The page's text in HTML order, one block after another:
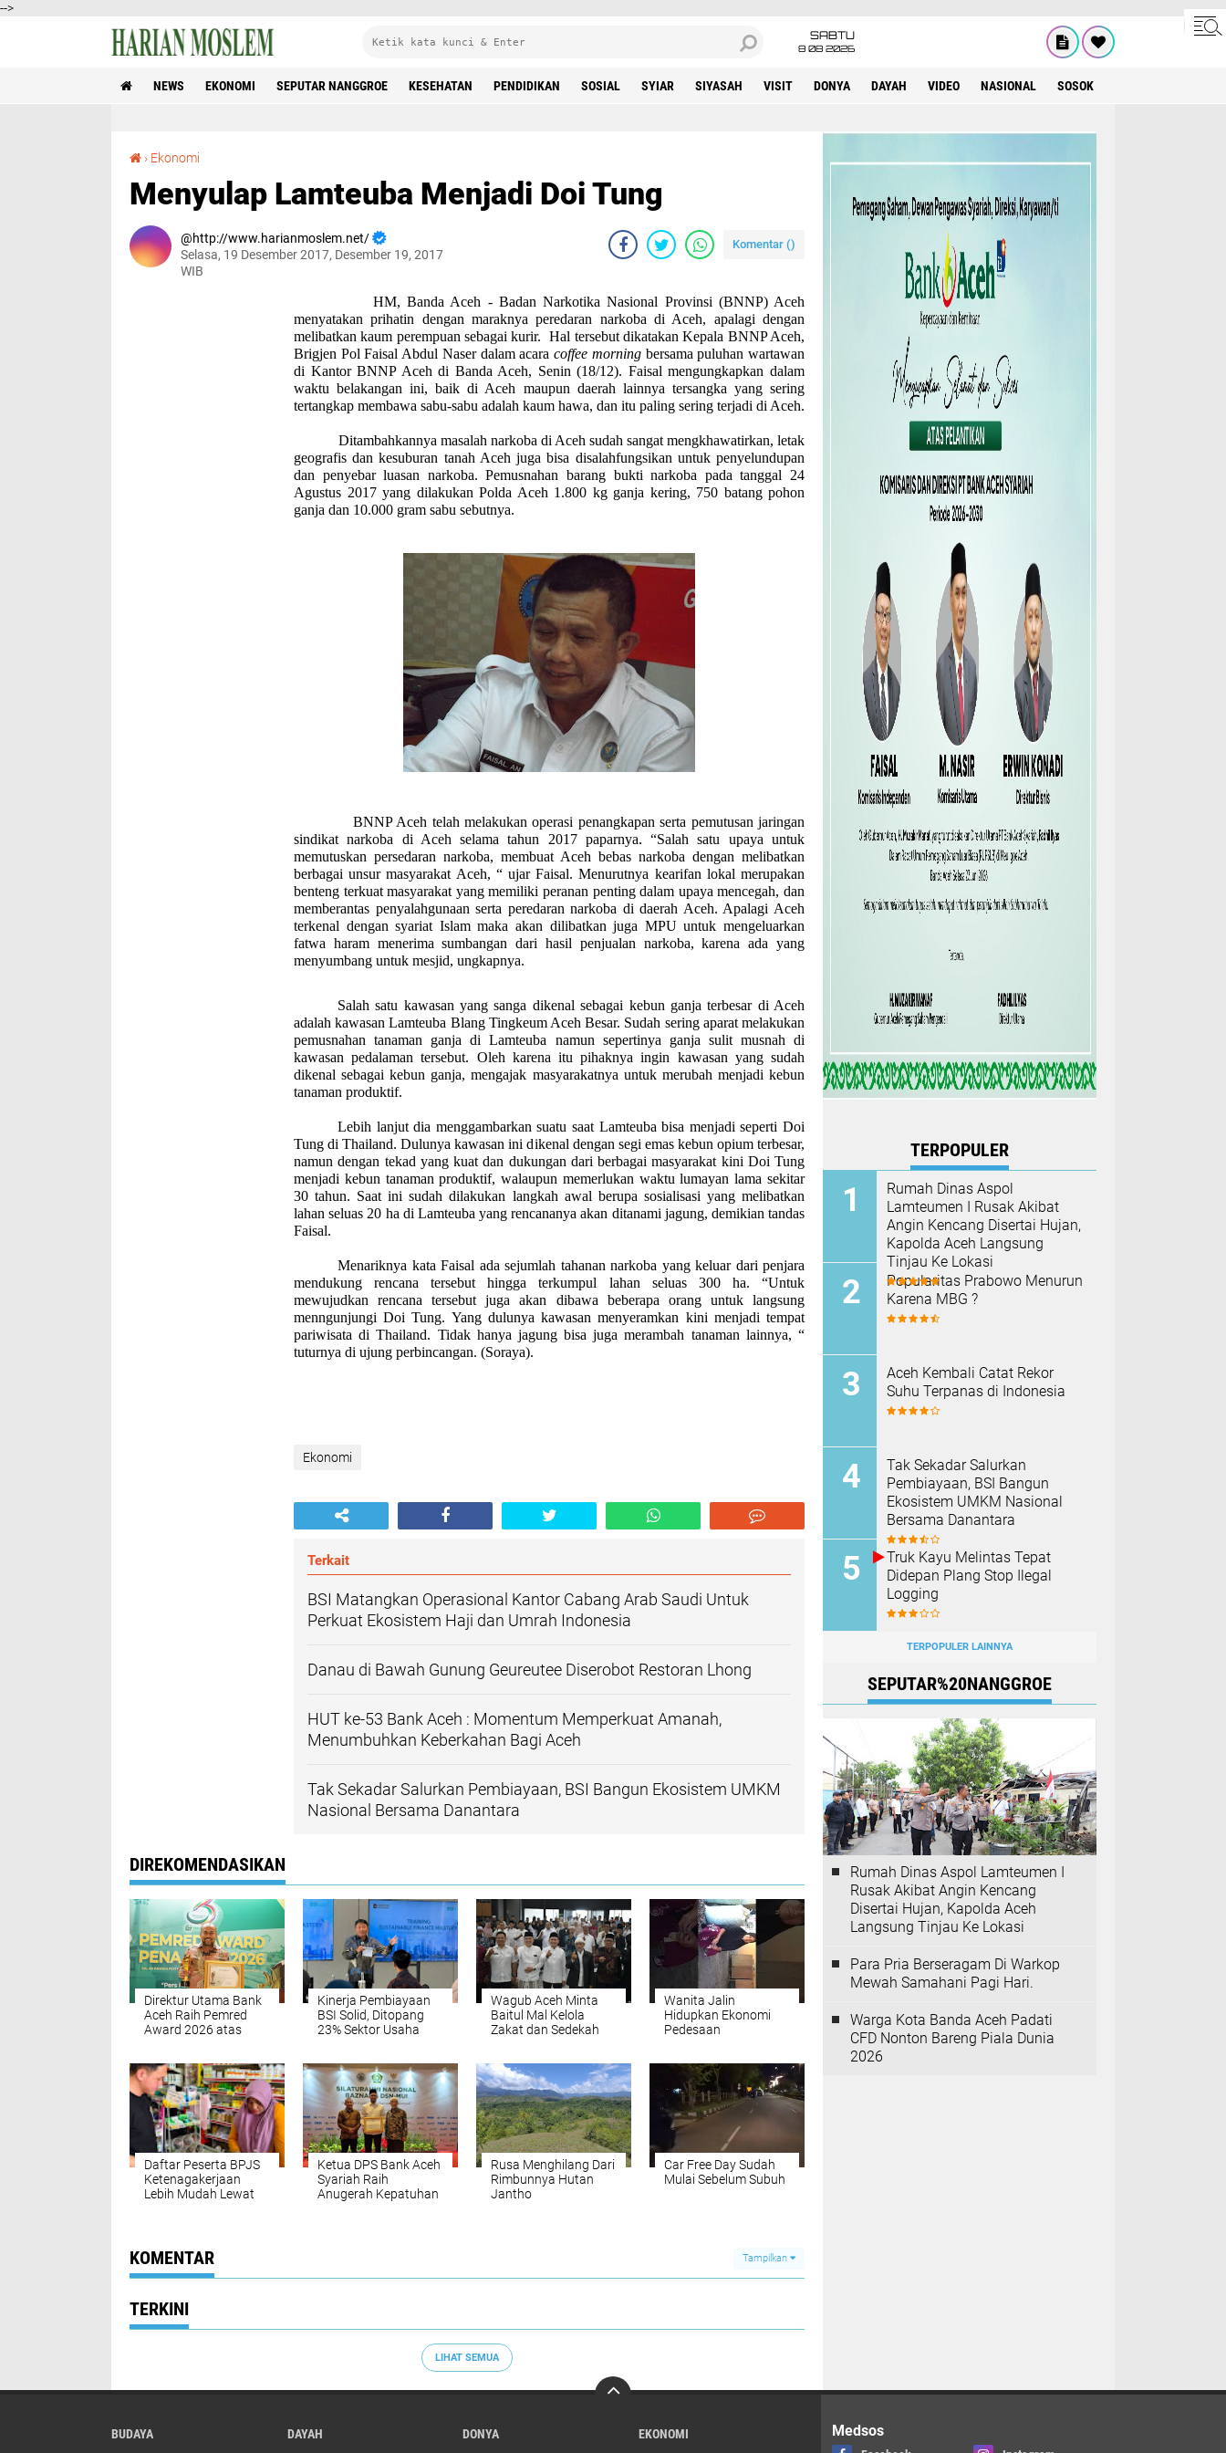
-->
SABTU
8 08 2026
NEWS EKONOMI SEPUTAR NANGGROE KESEHATAN PENDIDIKAN SOSIAL SYIAR SIYASAH VISIT DONYA DAYAH VIDEO NASIONAL SOSOK
› Ekonomi
Menyulap Lamteuba Menjadi Doi Tung
http://www.harianmoslem.net/
Selasa, 19 Desember 2017, Desember 19, 2017
WIB
Komentar ()
HM, Banda Aceh - Badan Narkotika Nasional Provinsi (BNNP) Aceh
menyatakan prihatin dengan maraknya peredaran narkoba di Aceh, apalagi dengan
melibatkan kaum perempuan sebagai kurir. Hal tersebut dikatakan Kepala BNNP Aceh,
Brigjen Pol Faisal Abdul Naser dalam acaracoffee morningbersama puluhan wartawan
di Kantor BNNP Aceh di Banda Aceh, Senin (18/12). Faisal mengungkapkan dalam
waktu belakangan ini, baik di Aceh maupun daerah lainnya tersangka yang sering
tertangkap membawa sabu-sabu adalah kaum hawa, dan itu paling sering terjadi di Aceh.
Ditambahkannya masalah narkoba di Aceh sudah sangat mengkhawatirkan, letak
geografis dan kesuburan tanah Aceh juga bisa disalahfungsikan untuk penyelundupan
dan penyebar luasan narkoba. Pemusnahan barang bukti narkoba pada tanggal 24
Agustus 2017 yang dilakukan Polda Aceh 1.800 kg ganja kering, 750 batang pohon
ganja dan 10.000 gram sabu sebutnya.
BNNP Aceh telah melakukan operasi penangkapan serta pemutusan jaringan
sindikat narkoba di Aceh selama tahun 2017 paparnya. “Salah satu upaya untuk
memutuskan persedaran narkoba, membuat Aceh bebas narkoba dengan melibatkan
berbagai unsur masyarakat Aceh, “ ujar Faisal. Menurutnya kearifan lokal merupakan
benteng terkuat masyarakat yang memiliki peranan penting dalam upaya mencegah, dan
memberantas penyalahgunaan serta peredaran narkoba di daerah Aceh. Apalagi Aceh
terkenal dengan syariat Islam maka akan dilibatkan juga MPU untuk mengeluarkan
fatwa haram menerima sumbangan dari hasil penjualan narkoba, karena ada yang
menyumbang untuk mesjid, ungkapnya.
Salah satu kawasan yang sanga dikenal sebagai kebun ganja terbesar di Aceh
adalah kawasan Lamteuba Blang Tingkeum Aceh Besar. Sudah sering aparat melakukan
pemusnahan tanaman ganja di Lamteuba namun sepertinya ganja sulit musnah di
kawasan pedalaman tersebut. Oleh karena itu pihaknya ingin kawasan yang sudah
dikenal sebagai kebun ganja, mengajak masyarakatnya untuk merubah menjadi kebun
tanaman produktif.
Lebih lanjut dia menggambarkan suatu saat Lamteuba bisa menjadi seperti Doi
Tung di Thailand. Dulunya kawasan ini dikenal dengan segi emas kebun opium terbesar,
namun dengan tekad yang kuat dan dukungan dari berbagai masyarakat kini Doi Tung
menjadi kebun tanaman produktif, walaupun memerlukan waktu lumayan lama sekitar
30 tahun. Saat ini sudah dilakukan langkah awal berupa sosialisasi yang melibatkan
lahan seluas 20 ha di Lamteuba yang rencananya akan ditanami jagung, demikian tandas
Faisal.
Menariknya kata Faisal ada sejumlah tahanan narkoba yang keluar dari penjara
mendukung rencana tersebut hingga terkumpul lahan seluas 300 ha. “Untuk
mewujudkan rencana tersebut juga akan dibawa beberapa orang untuk langsung
menngunjungi Doi Tung. Yang dulunya kawasan menyeramkan kini menjadi tempat
pariwisata di Thailand. Tidak hanya jagung bisa juga merambah tanaman lainnya, “
tuturnya di ujung perbincangan. (Soraya).
Ekonomi
Terkait
BSI Matangkan Operasional Kantor Cabang Arab Saudi Untuk
Perkuat Ekosistem Haji dan Umrah Indonesia
Danau di Bawah Gunung Geureutee Diserobot Restoran Lhong
HUT ke-53 Bank Aceh : Momentum Memperkuat Amanah,
Menumbuhkan Keberkahan Bagi Aceh
Tak Sekadar Salurkan Pembiayaan, BSI Bangun Ekosistem UMKM
Nasional Bersama Danantara
DIREKOMENDASIKAN
Direktur Utama Bank
Aceh Raih Pemred
Award 2026 atas
Informasi
Kinerja Pembiayaan
BSI Solid, Ditopang
23% Sektor Usaha
Wagub Aceh Minta
Baitul Mal Kelola
Zakat dan Sedekah
Masyarakat
Wanita Jalin
Hidupkan Ekonomi
Pedesaan
Daftar Peserta BPJS
Ketenagakerjaan
Lebih Mudah Lewat
Ketua DPS Bank Aceh
Syariah Raih
Anugerah Kepatuhan
Rusa Menghilang Dari
Rimbunnya Hutan
Jantho
Car Free Day Sudah
Mulai Sebelum Subuh
KOMENTAR Tampilkan
TERKINI
LIHAT SEMUA
TERPOPULER
Rumah Dinas Aspol
Lamteumen I Rusak Akibat
Angin Kencang Disertai Hujan,
Kapolda Aceh Langsung
Tinjau Ke Lokasi
Popularitas Prabowo Menurun
Karena MBG ?
Aceh Kembali Catat Rekor
Suhu Terpanas di Indonesia
Tak Sekadar Salurkan
Pembiayaan, BSI Bangun
Ekosistem UMKM Nasional
Bersama Danantara
Truk Kayu Melintas Tepat
Didepan Plang Stop Ilegal
Logging
TERPOPULER LAINNYA
SEPUTAR%20NANGGROE
Rumah Dinas Aspol Lamteumen I
Rusak Akibat Angin Kencang
Disertai Hujan, Kapolda Aceh
Langsung Tinjau Ke Lokasi
Para Pria Berseragam Di Warkop
Mewah Samahani Pagi Hari.
Warga Kota Banda Aceh Padati
CFD Nonton Bareng Piala Dunia
2026
BUDAYA DAYAH DONYA
EKONOMI
Medsos